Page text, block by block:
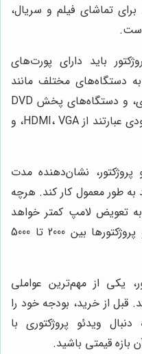
عبارتند از 4:3 و 16:9. برای تماشای فیلم و سریال،
باید دارای پورت‌های
دستگاه‌های مختلف مانند
کامپیوتر، لپ‌تاپ، کنسول بازی، و دستگاه‌های پخش DVD
باشد. رایج‌ترین پورت‌های ورودی عبارتند از HDMI، VGA، و
پروژکتور، نشان‌دهنده مدت
طور معمول کار کند. هرچه
به تعویض لامپ کمتر خواهد
بود. معمولاً عمر لامپ ویدئو پروژکتورها بین 2000 تا 5000
یکی از مهم‌ترین عواملی
قبل از خرید، بودجه خود را
ویدئو پروژکتوری با
بازه قیمتی باشید.